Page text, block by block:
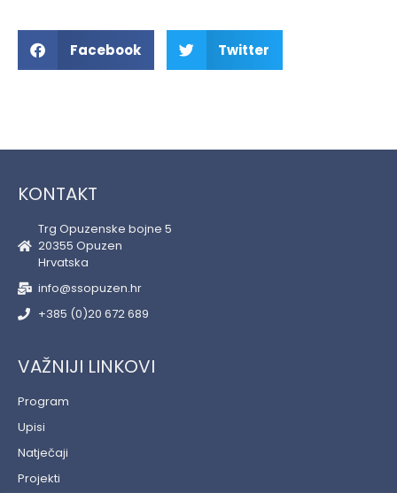
Facebook Twitter
KONTAKT
Trg Opuzenske bojne 5
20355 Opuzen
Hrvatska
info@ssopuzen.hr
+385 (0)20 672 689
VAŽNIJI LINKOVI
Program
Upisi
Natječaji
Projekti